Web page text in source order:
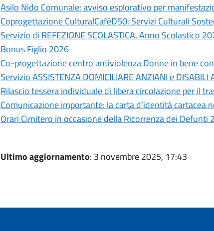
Asilo Nido Comunale: avviso esplorativo per
Coprogettazione CulturalCafèD50: Servizi Culturali
Servizio di REFEZIONE SCOLASTICA, Anno Scolastico
Bonus Figlio 2026
Co-progettazione centro antiviolenza Donne in bene
Servizio ASSISTENZA DOMICILIARE ANZIANI e
Rilascio tessera individuale di libera circolazione per il
Comunicazione importante: la carta d’identità cartacea
Orari Cimitero in occasione della Ricorrenza dei Defunti
Ultimo aggiornamento: 3 novembre 2025, 17:43